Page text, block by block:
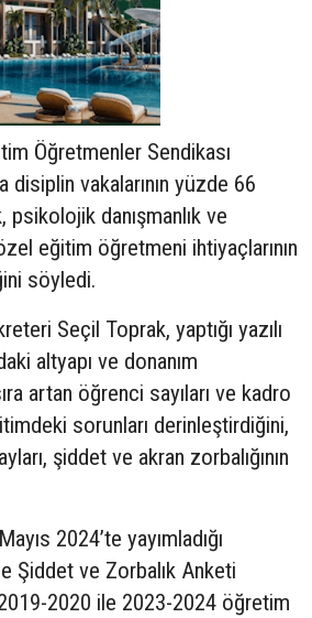
Öğretmenler Sendikası
disiplin vakalarının yüzde 66
psikolojik danışmanlık ve
eğitim öğretmeni ihtiyaçlarının
söyledi.
Seçil Toprak, yaptığı yazılı
altyapı ve donanım
artan öğrenci sayıları ve kadro
sorunları derinleştirdiğini,
şiddet ve akran zorbalığının
2024’te yayımladığı
Şiddet ve Zorbalık Anketi
2020 ile 2023-2024 öğretim